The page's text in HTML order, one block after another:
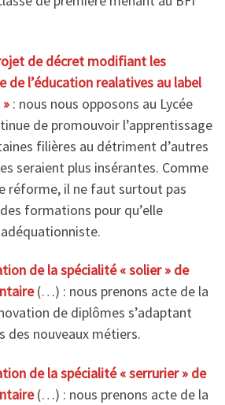
de décret modifiant les
de l’éducation realatives au label
: nous nous opposons au Lycée
de promouvoir l’apprentissage
filières au détriment d’autres
seraient plus insérantes. Comme
réforme, il ne faut surtout pas
formations pour qu’elle
de la spécialité « solier » de
(…) : nous prenons acte de la
de diplômes s’adaptant
des nouveaux métiers.
de la spécialité « serrurier » de
(…) : nous prenons acte de la